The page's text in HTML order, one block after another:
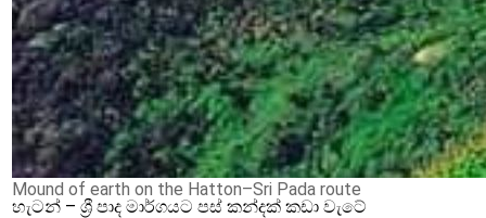
Mound of earth on the Hatton–Sri Pada route
හැටන් – ශ්‍රී පාද මාර්ගයට පස් කන්දක් කඩා වැටේ